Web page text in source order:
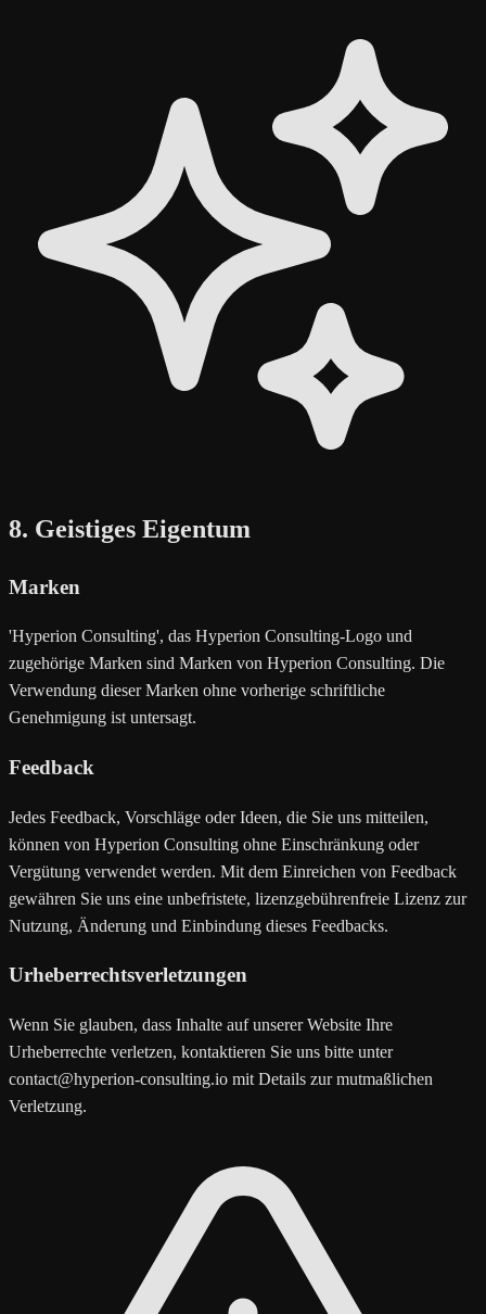
8. Geistiges Eigentum
Marken
'Hyperion Consulting', das Hyperion Consulting-Logo und
zugehörige Marken sind Marken von Hyperion Consulting. Die
Verwendung dieser Marken ohne vorherige schriftliche
Genehmigung ist untersagt.
Feedback
Jedes Feedback, Vorschläge oder Ideen, die Sie uns mitteilen,
können von Hyperion Consulting ohne Einschränkung oder
Vergütung verwendet werden. Mit dem Einreichen von Feedback
gewähren Sie uns eine unbefristete, lizenzgebührenfreie Lizenz zur
Nutzung, Änderung und Einbindung dieses Feedbacks.
Urheberrechtsverletzungen
Wenn Sie glauben, dass Inhalte auf unserer Website Ihre
Urheberrechte verletzen, kontaktieren Sie uns bitte unter
contact@hyperion-consulting.io mit Details zur mutmaßlichen
Verletzung.